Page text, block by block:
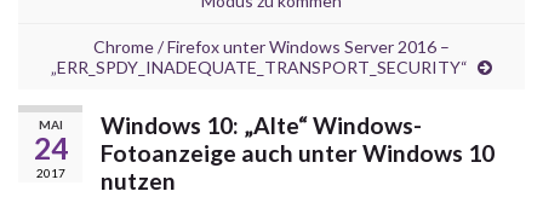
Chrome / Firefox unter Windows Server 2016 –
„ERR_SPDY_INADEQUATE_TRANSPORT_SECURITY“
MAI
24
2017
Windows 10: „Alte“ Windows-
Fotoanzeige auch unter Windows 10
nutzen